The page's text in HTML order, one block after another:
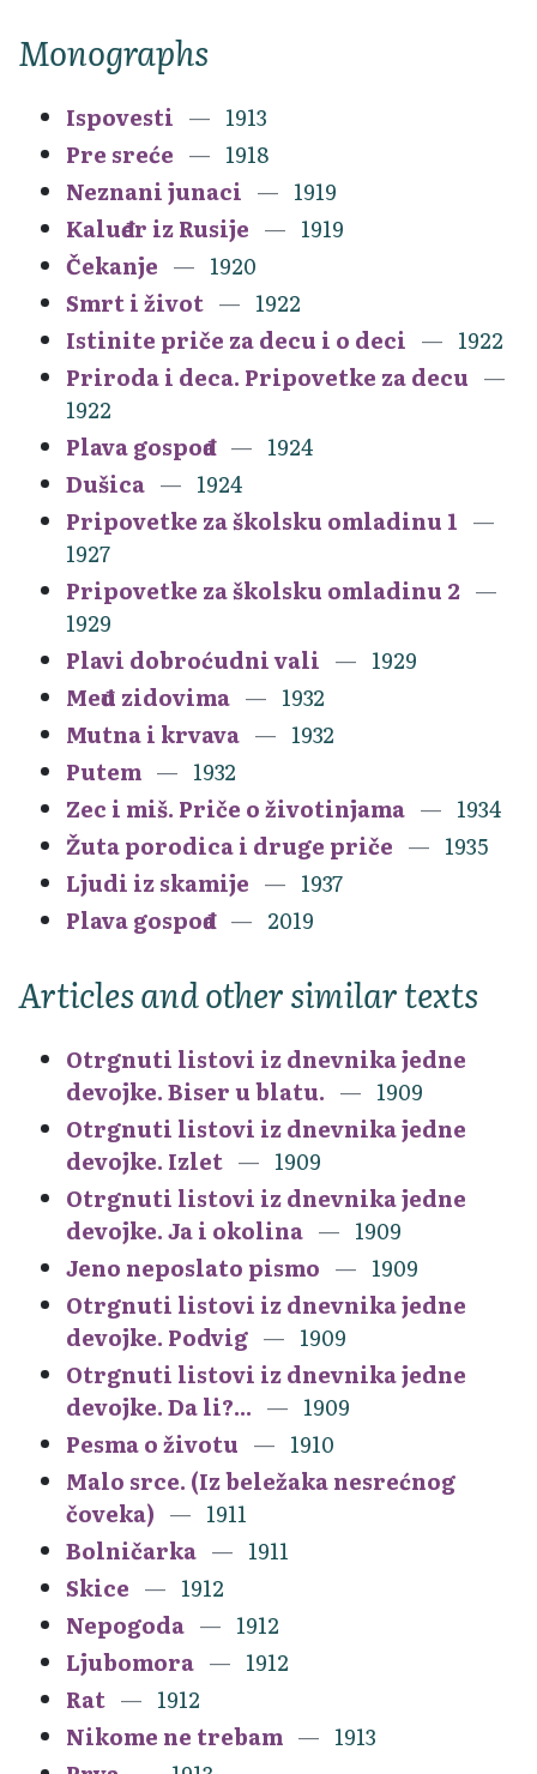
Monographs
Ispovesti
1913
Pre sreće
1918
Neznani junaci
1919
Kaluđer iz Rusije
1919
Čekanje
1920
Smrt i život
1922
Istinite priče za decu i o deci
1922
Priroda i deca. Pripovetke za decu
1922
Plava gospođa
1924
Dušica
1924
Pripovetke za školsku omladinu 1
1927
Pripovetke za školsku omladinu 2
1929
Plavi dobroćudni vali
1929
Među zidovima
1932
Mutna i krvava
1932
Putem
1932
Zec i miš. Priče o životinjama
1934
Žuta porodica i druge priče
1935
Ljudi iz skamije
1937
Plava gospođa
2019
Articles and other similar texts
Otrgnuti listovi iz dnevnika jedne
devojke. Biser u blatu.
1909
Otrgnuti listovi iz dnevnika jedne
devojke. Izlet
1909
Otrgnuti listovi iz dnevnika jedne
devojke. Ja i okolina
1909
Jeno neposlato pismo
1909
Otrgnuti listovi iz dnevnika jedne
devojke. Podvig
1909
Otrgnuti listovi iz dnevnika jedne
devojke. Da li?...
1909
Pesma o životu
1910
Malo srce. (Iz beležaka nesrećnog
čoveka)
1911
Bolničarka
1911
Skice
1912
Nepogoda
1912
Ljubomora
1912
Rat
1912
Nikome ne trebam
1913